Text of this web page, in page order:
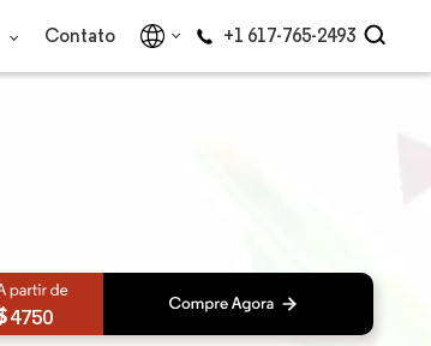
Contato +1 617-765-2493
4750